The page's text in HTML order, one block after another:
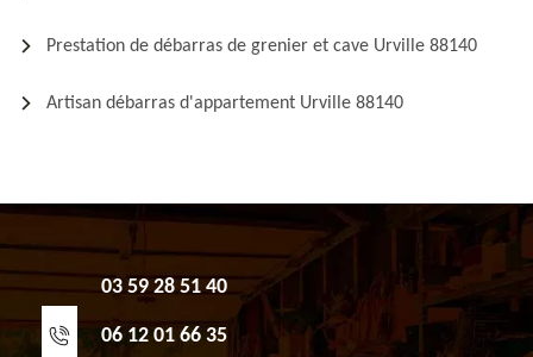
Prestation de débarras de grenier et cave Urville 88140
Artisan débarras d'appartement Urville 88140
03 59 28 51 40
06 12 01 66 35